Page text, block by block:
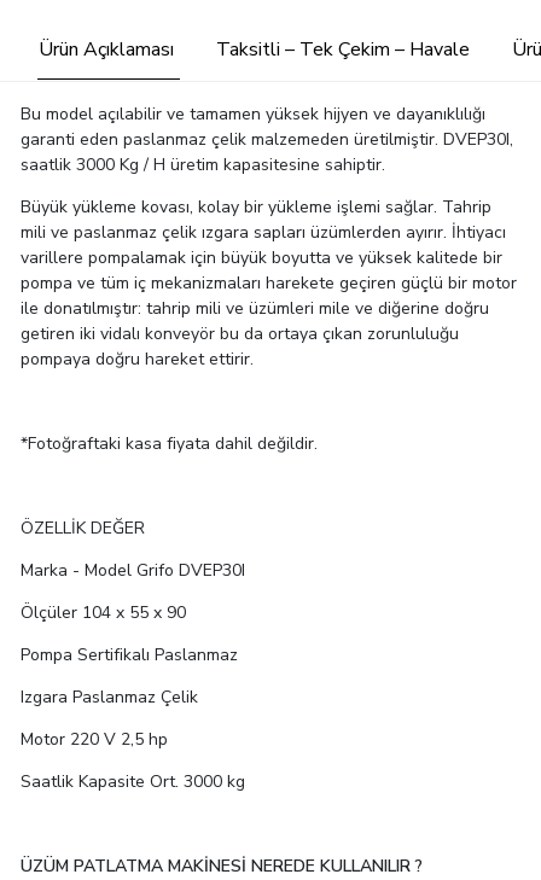
Ürün Açıklaması Taksitli – Tek Çekim – Havale
Bu model açılabilir ve tamamen yüksek hijyen ve dayanıklılığı
garanti eden paslanmaz çelik malzemeden üretilmiştir. DVEP30I,
saatlik 3000 Kg / H üretim kapasitesine sahiptir.
Büyük yükleme kovası, kolay bir yükleme işlemi sağlar. Tahrip
mili ve paslanmaz çelik ızgara sapları üzümlerden ayırır. İhtiyacı
varillere pompalamak için büyük boyutta ve yüksek kalitede bir
pompa ve tüm iç mekanizmaları harekete geçiren güçlü bir motor
ile donatılmıştır: tahrip mili ve üzümleri mile ve diğerine doğru
getiren iki vidalı konveyör bu da ortaya çıkan zorunluluğu
pompaya doğru hareket ettirir.
*Fotoğraftaki kasa fiyata dahil değildir.
ÖZELLİK DEĞER
Marka - Model Grifo DVEP30I
Ölçüler 104x 55 x 90
Pompa Sertifikalı Paslanmaz
Izgara Paslanmaz Çelik
Motor 220 V 2,5 hp
Saatlik Kapasite Ort. 3000 kg
ÜZÜM PATLATMA MAKİNESİ NEREDE KULLANILIR ?